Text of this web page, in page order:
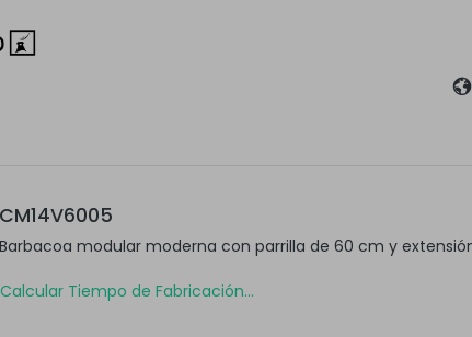
CM14V6005
Barbacoa modular moderna con parrilla de 60 cm y
Calcular Tiempo de Fabricación...